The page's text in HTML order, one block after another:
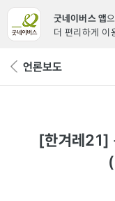
굿네이버스 앱
더 편리하게 이
뒤 언론보도
[한겨레21]